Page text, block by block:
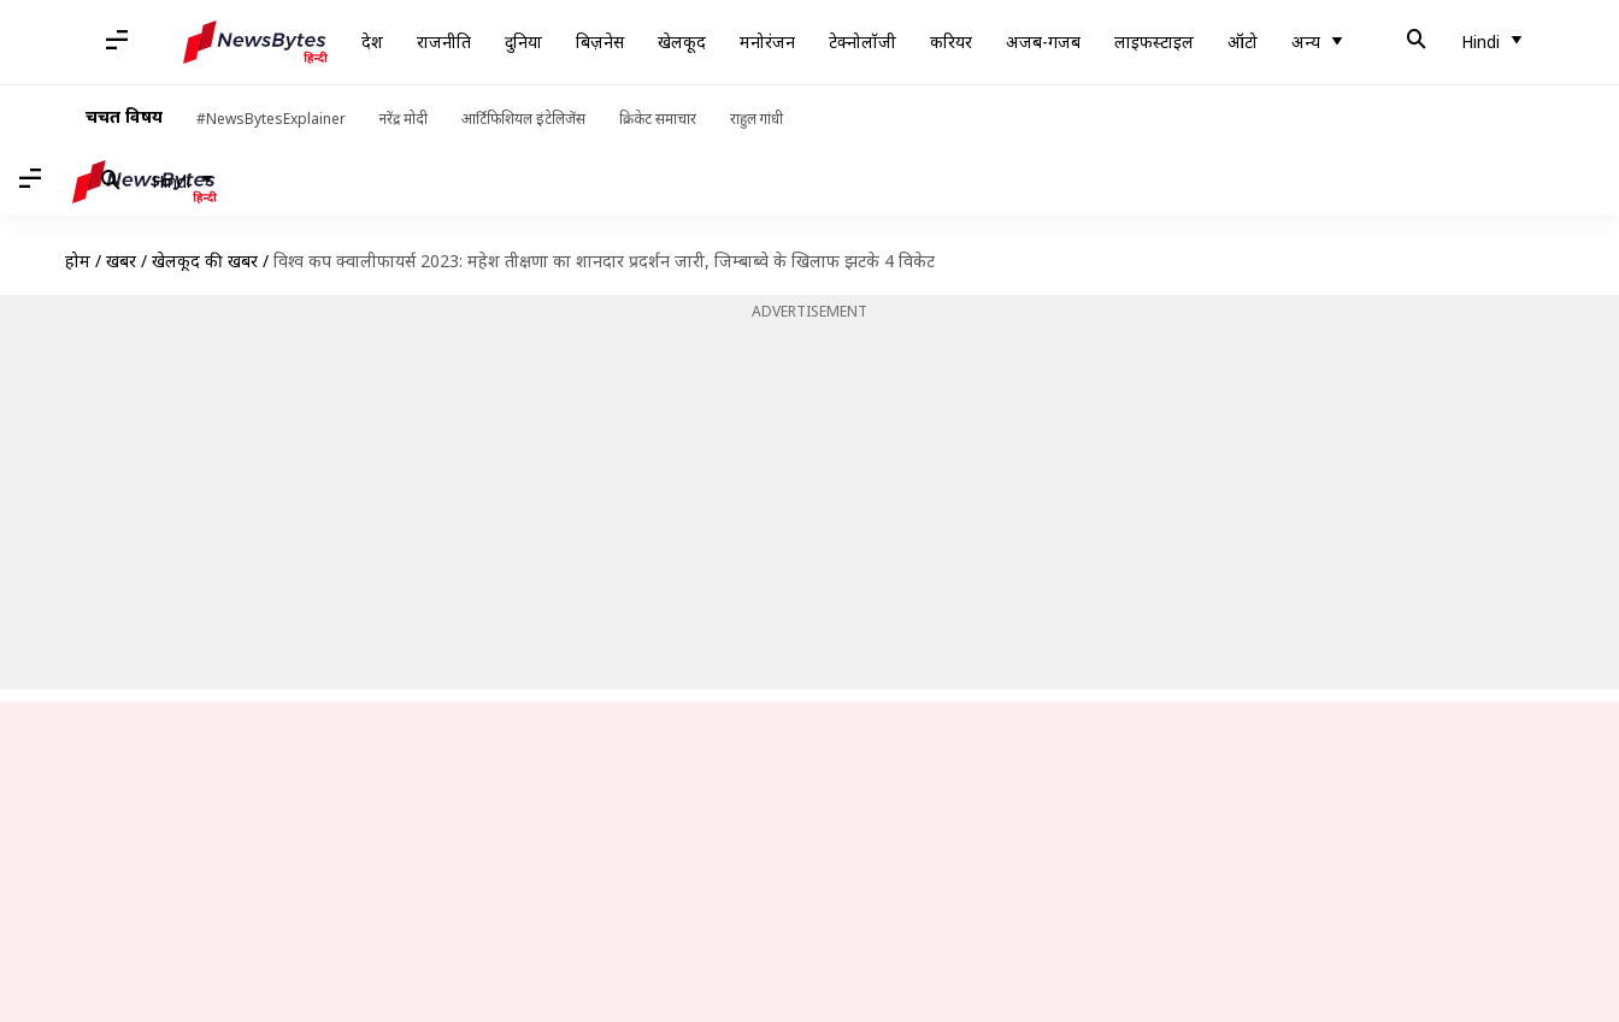
देश राजनीति दुनिया बिज़नेस खेलकूद मनोरंजन टेक्नोलॉजी करियर अजब-गजब लाइफस्टाइल ऑटो अन्य Hindi
चर्चित विषय #NewsBytesExplainer नरेंद्र मोदी आर्टिफिशियल इंटेलिजेंस क्रिकेट समाचार राहुल गांधी
Hindi
होम / खबरें / खेलकूद की खबरें / विश्व कप क्वालीफायर्स 2023: महेश तीक्षणा का शानदार प्रदर्शन जारी, जिम्बाब्वे के खिलाफ झटके 4 विकेट
ADVERTISEMENT